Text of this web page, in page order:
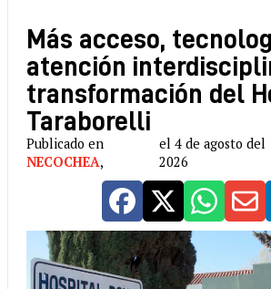
Más acceso,
atención
transformación del
Taraborelli
Publicado en
NECOCHEA,
el 4 de agosto del
2026